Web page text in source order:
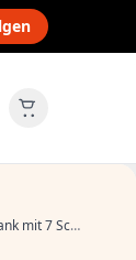
1208962007